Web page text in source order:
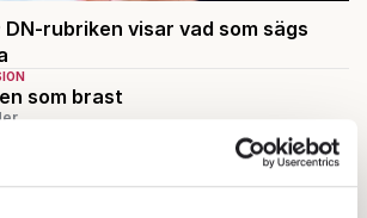
DN-rubriken visar vad som sägs
som brast
här – men var femte liter läcker